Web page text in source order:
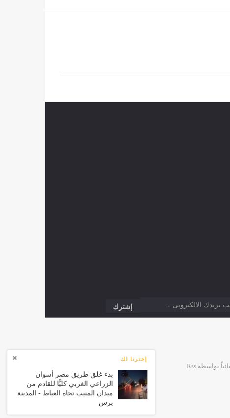
إخترنا لك
بدء غلق طريق مصر أسوان
الزراعي الغربي كليًّا للقادم من
ميدان المنيب تجاه العياط - المدينة
برس